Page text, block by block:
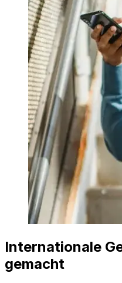
Internationale
gemacht